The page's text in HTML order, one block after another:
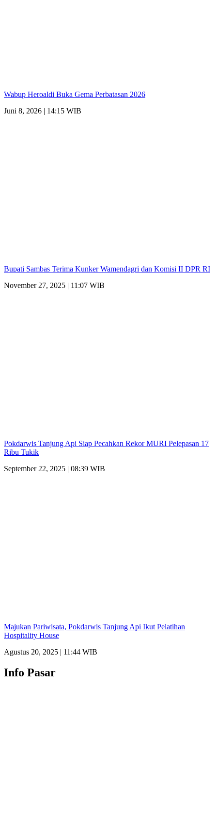
Wabup Heroaldi Buka Gema Perbatasan 2026
Juni 8, 2026 | 14:15 WIB
Bupati Sambas Terima Kunker Wamendagri dan Komisi II DPR RI
November 27, 2025 | 11:07 WIB
Pokdarwis Tanjung Api Siap Pecahkan Rekor MURI Pelepasan 17
Ribu Tukik
September 22, 2025 | 08:39 WIB
Majukan Pariwisata, Pokdarwis Tanjung Api Ikut Pelatihan
Hospitality House
Agustus 20, 2025 | 11:44 WIB
Info Pasar